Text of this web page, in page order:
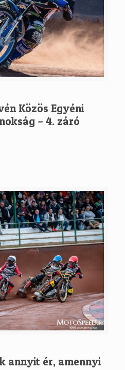
Közös Egyéni
– 4. záró
annyit ér, amennyi